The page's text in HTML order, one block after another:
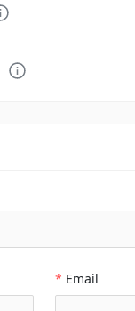
* Email